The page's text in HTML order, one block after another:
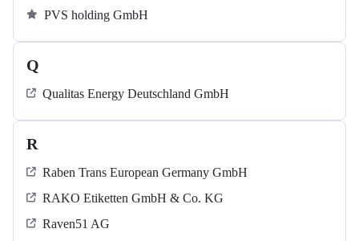
PVS holding GmbH
Q
Qualitas Energy Deutschland GmbH
R
Raben Trans European Germany GmbH
RAKO Etiketten GmbH & Co. KG
Raven51 AG